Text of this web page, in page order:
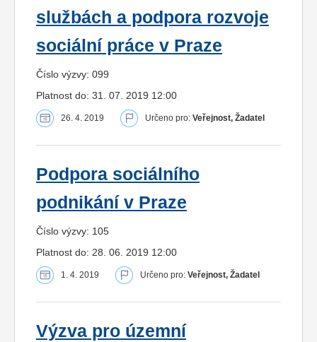
službách a podpora rozvoje
sociální práce v Praze
Číslo výzvy: 099
Platnost do: 31. 07. 2019 12:00
26. 4. 2019 Určeno pro: Veřejnost, Žadatel
Podpora sociálního
podnikání v Praze
Číslo výzvy: 105
Platnost do: 28. 06. 2019 12:00
1. 4. 2019 Určeno pro: Veřejnost, Žadatel
Výzva pro územní